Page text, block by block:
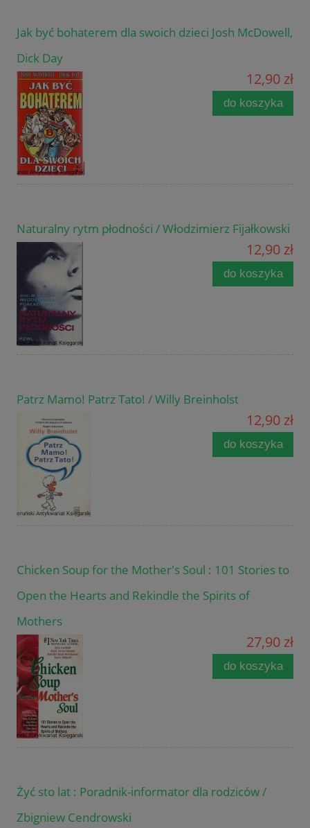
Jak być bohaterem dla swoich dzieci Josh McDowell,
Dick Day
12,90 zł
do koszyka
Naturalny rytm płodności / Włodzimierz Fijałkowski
12,90 zł
do koszyka
Patrz Mamo! Patrz Tato! / Willy Breinholst
12,90 zł
do koszyka
Chicken Soup for the Mother's Soul : 101 Stories to
Open the Hearts and Rekindle the Spirits of
Mothers
27,90 zł
do koszyka
Żyć sto lat : Poradnik-informator dla rodziców /
Zbigniew Cendrowski